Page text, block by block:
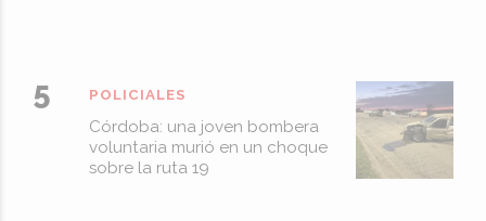
Córdoba: una joven bombera
voluntaria murió en un choque
sobre la ruta 19
POLICIALES